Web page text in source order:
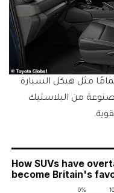
مثل هيكل السيارة
من البلاستيك